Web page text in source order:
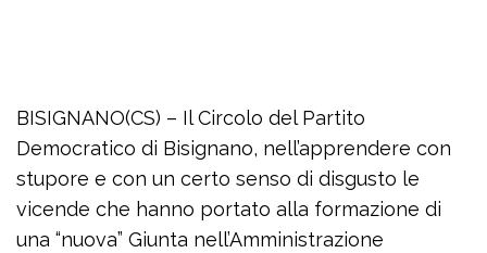
BISIGNANO(CS) – Il Circolo del Partito
Democratico di Bisignano, nell’apprendere con
stupore e con un certo senso di disgusto le
vicende che hanno portato alla formazione di
una “nuova” Giunta nell’Amministrazione